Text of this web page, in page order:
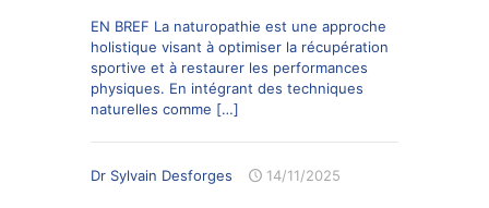
EN BREF La naturopathie est une approche
holistique visant à optimiser la récupération
sportive et à restaurer les performances
physiques. En intégrant des techniques
naturelles comme […]
Dr Sylvain Desforges 14/11/2025